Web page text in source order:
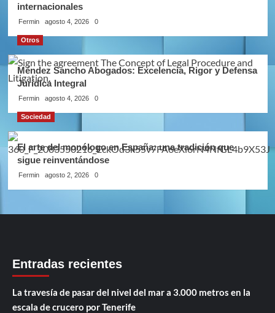
internacionales
Fermin agosto 4, 2026 0
Otros
Méndez Sancho Abogados: Excelencia, Rigor y Defensa
Jurídica Integral
Fermin agosto 4, 2026 0
Sociedad
El arte del monólogo en España: una tradición que
sigue reinventándose
Fermin agosto 2, 2026 0
Entradas recientes
La travesía de pasar del nivel del mar a 3.000 metros en la
escala de crucero por Tenerife